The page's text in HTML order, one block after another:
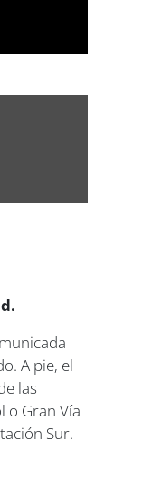
A pie, el
las
o Gran Vía
Sur.